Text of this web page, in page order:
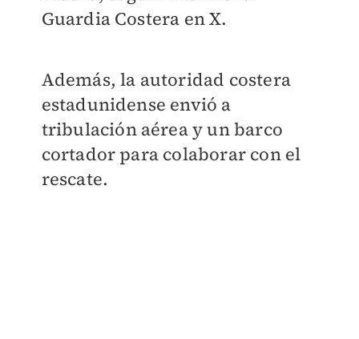
Guardia Costera en X.
Además, la autoridad costera
estadunidense envió a
tribulación aérea y un barco
cortador para colaborar con el
rescate.